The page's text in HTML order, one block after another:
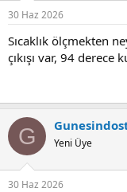
30 Haz 2026
Sıcaklık ölçmekten
çıkışı var, 94 derece
G Yeni Üye
30 Haz 2026